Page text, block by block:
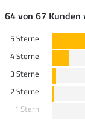
64 von 67
5 Sterne
4 Sterne
3 Sterne
2 Sterne
1 Stern